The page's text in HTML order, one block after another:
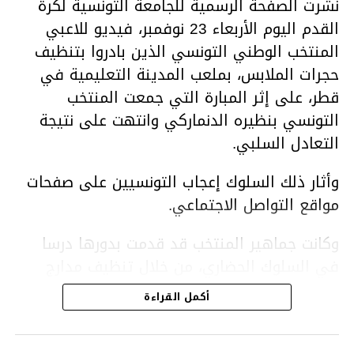
القدم اليوم الأربعاء 23 نوفمبر، فيديو للاعبي
المنتخب الوطني التونسي الذين بادروا بتنظيف
حجرات الملابس، بملعب المدينة التعليمية في
قطر، على إثر المبارة التي جمعت المنتخب
التونسي بنظيره الدنماركي وانتهت على نتيجة
التعادل السلبي.
وأثار ذلك السلوك إعجاب التونسيين على صفحات
مواقع التواصل الاجتماعي.
وكانت جماهير المنتخب قد قدمت بدورها درسا
الملعب في أعقاب المباراة.
أكمل القراءة